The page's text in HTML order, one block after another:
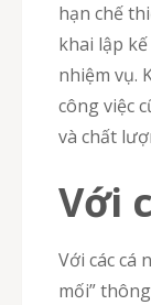
hạn chế
khai lập
nhiệm vụ.
công việc
và chất
Với
Với các cá
mối”